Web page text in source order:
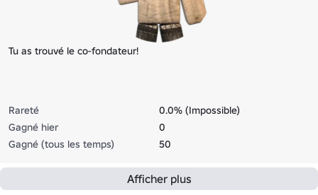
Tu as trouvé le co-fondateur!
Rareté
0.0% (Impossible)
Gagné hier
0
Gagné (tous les temps)
50
Afficher plus